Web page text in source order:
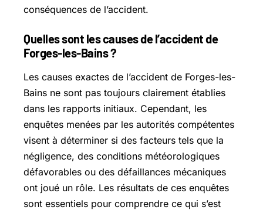
conséquences de l’accident.
Quelles sont les causes de l’accident de
Forges-les-Bains ?
Les causes exactes de l’accident de Forges-les-
Bains ne sont pas toujours clairement établies
dans les rapports initiaux. Cependant, les
enquêtes menées par les autorités compétentes
visent à déterminer si des facteurs tels que la
négligence, des conditions météorologiques
défavorables ou des défaillances mécaniques
ont joué un rôle. Les résultats de ces enquêtes
sont essentiels pour comprendre ce qui s’est